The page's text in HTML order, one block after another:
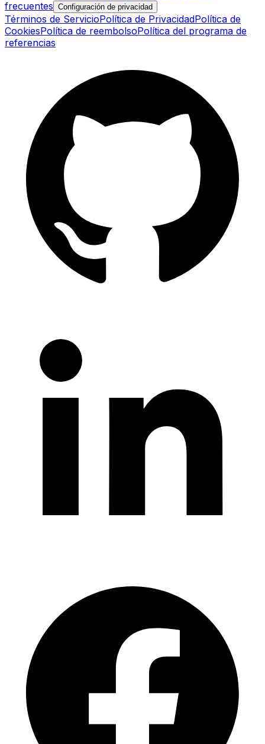
frecuentes Configuración de privacidad
Términos de ServicioPolítica de PrivacidadPolítica de
CookiesPolítica de reembolsoPolítica del programa de
referencias